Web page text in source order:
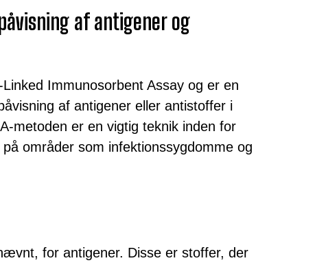
af antigener og
Immunosorbent Assay og er en
af antigener eller antistoffer i
metoden er en vigtig teknik inden for
områder som infektionssygdomme og
for antigener. Disse er stoffer, der